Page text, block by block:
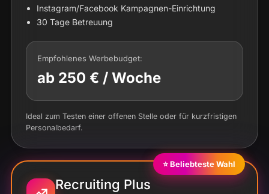
Instagram/Facebook Kam­pa­gnen-Ein­rich­tung
30 Tage Betreuung
Emp­foh­le­nes Werbebudget:
ab 250 € / Woche
Ide­al zum Tes­ten einer offe­nen Stel­le oder für kurz­fris­ti­gen
Personalbedarf.
⭐ Belieb­tes­te Wahl
Recruiting Plus